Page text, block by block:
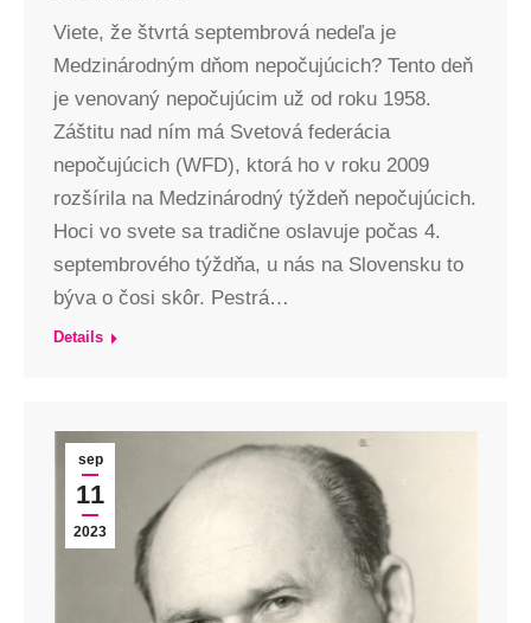
Viete, že štvrtá septembrová nedeľa je
Medzinárodným dňom nepočujúcich? Tento deň
je venovaný nepočujúcim už od roku 1958.
Záštitu nad ním má Svetová federácia
nepočujúcich (WFD), ktorá ho v roku 2009
rozšírila na Medzinárodný týždeň nepočujúcich.
Hoci vo svete sa tradične oslavuje počas 4.
septembrového týždňa, u nás na Slovensku to
býva o čosi skôr. Pestrá…
Details
sep
11
2023